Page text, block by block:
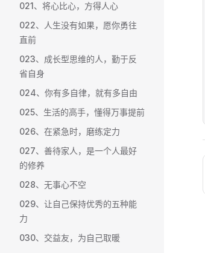
021、将心比心，方得人心
022、人生没有如果，愿你勇往
直前
023、成长型思维的人，勤于反
省自身
024、你有多自律，就有多自由
025、生活的高手，懂得万事提前
026、在紧急时，磨练定力
027、善待家人，是一个人最好
的修养
028、无事心不空
029、让自己保持优秀的五种能
力
030、交益友，为自己取暖